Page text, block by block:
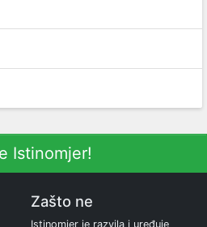
Istinomjer!
Zašto ne
Istinomjer je razvila i uređuje